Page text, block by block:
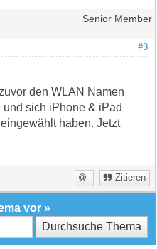
Senior Member
#3
den WLAN Namen
sich iPhone & iPad
haben. Jetzt
Zitieren
vor »